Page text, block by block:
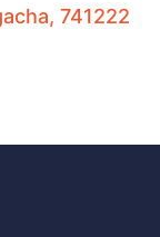
741222